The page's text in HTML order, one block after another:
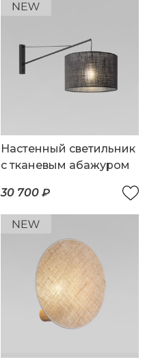
Настенный светильник
с тканевым абажуром
30 700 ₽